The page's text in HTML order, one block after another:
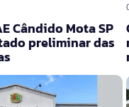
Cândido Mota SP
preliminar das